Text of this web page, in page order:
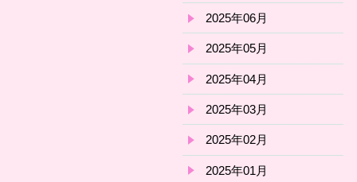
2025年06月
2025年05月
2025年04月
2025年03月
2025年02月
2025年01月